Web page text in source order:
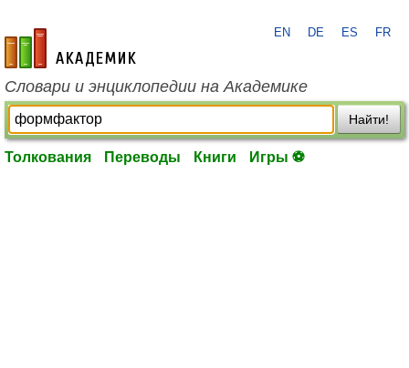
academic.ru
EN DE ES FR
Словари и энциклопедии на Академике
Найти!
Толкования Переводы Книги Игры ⚽